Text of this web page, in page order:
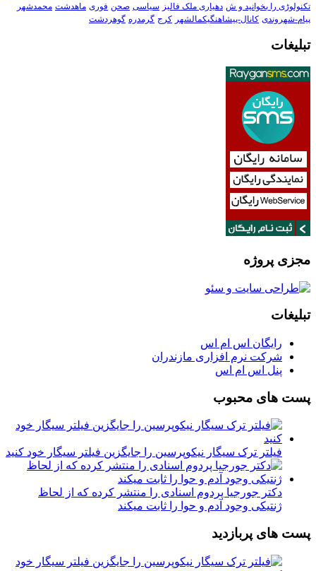
تکنولوڑی را بخوانید و ش دهیاری ملک فالیز سیاسی صحن فوری ماهدشت محمدشهر
پیام-شهروندی کانال-پیشاهنگیکمالشهر کرج گرمدره گوهردشت
تبلیغات
مجزی پروژه
تبلیغات
رایگان اس ام اس
شرکت نرم افزاری مازندران
پنل اس ام اس
پست های محبوب
فیلتر ترک سیگار نیکوپرسین را جایگزین فیلتر سیگار خود کنید
دکتر جورجیا پردوم اسنادی را منتشر کرده که از لحاظ
ژنتیکی وجود آدم و حوا را ثابت میکند
پست های پربازدید